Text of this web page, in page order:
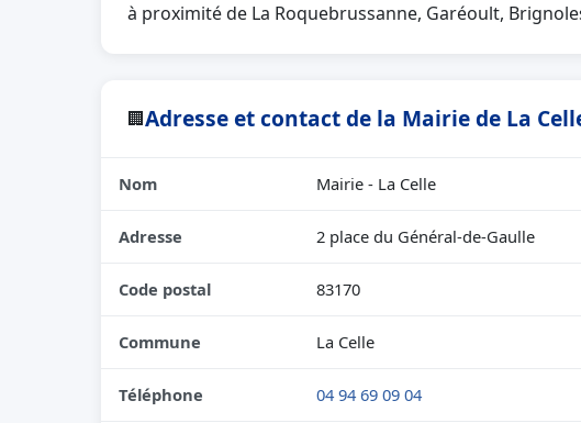
à proximité de La Roquebrussanne, Garéoult,
🏢Adresse et contact de la Mairie de La
Nom Mairie - La Celle
Adresse 2 place du Général-de-Gaulle
Code postal 83170
Commune La Celle
Téléphone 04 94 69 09 04